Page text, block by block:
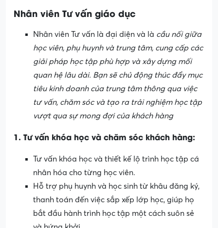
Nhân viên Tư vấn giáo dục
Nhân viên Tư vấn là đại diện và là cầu nối giữa
học viên, phụ huynh và trung tâm, cung cấp các
giải pháp học tập phù hợp và xây dựng mối
quan hệ lâu dài. Bạn sẽ chủ động thúc đẩy mục
tiêu kinh doanh của trung tâm thông qua việc
tư vấn, chăm sóc và tạo ra trải nghiệm học tập
vượt qua sự mong đợi của khách hàng
1. Tư vấn khóa học và chăm sóc khách hàng:
Tư vấn khóa học và thiết kế lộ trình học tập cá
nhân hóa cho từng học viên.
Hỗ trợ phụ huynh và học sinh từ khâu đăng ký,
thanh toán đến việc sắp xếp lớp học, giúp họ
bắt đầu hành trình học tập một cách suôn sẻ